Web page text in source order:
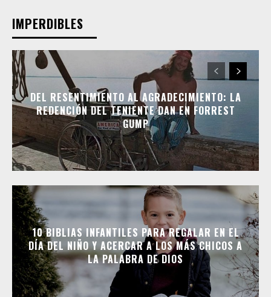
IMPERDIBLES
DEL RESENTIMIENTO AL AGRADECIMIENTO: LA
REDENCIÓN DEL TENIENTE DAN EN FORREST
GUMP
10 BIBLIAS INFANTILES PARA REGALAR EN EL
DÍA DEL NIÑO Y ACERCAR A LOS MÁS CHICOS A
LA PALABRA DE DIOS